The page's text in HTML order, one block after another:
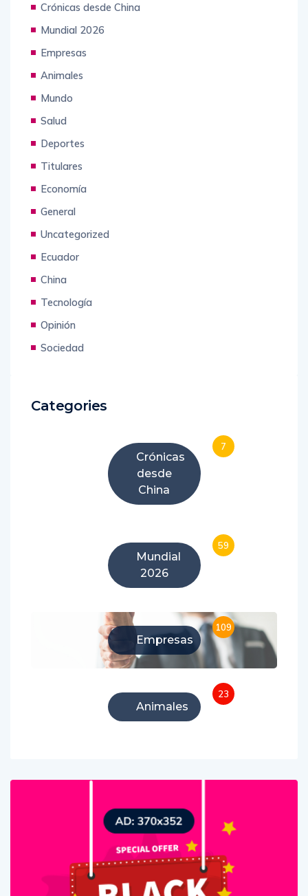
Crónicas desde China
Mundial 2026
Empresas
Animales
Mundo
Salud
Deportes
Titulares
Economía
General
Uncategorized
Ecuador
China
Tecnología
Opinión
Sociedad
Categories
Crónicas
desde
China
7
Mundial
2026
59
Empresas
109
Animales
23